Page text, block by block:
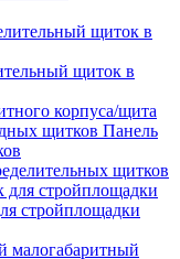
щиток в
корпуса/щита
Панель
щитков
стройплощадки